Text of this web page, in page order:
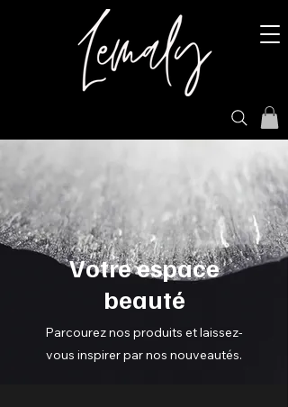
Votre espace
beauté
Parcourez nos produits et laissez-
vous inspirer par nos nouveautés.